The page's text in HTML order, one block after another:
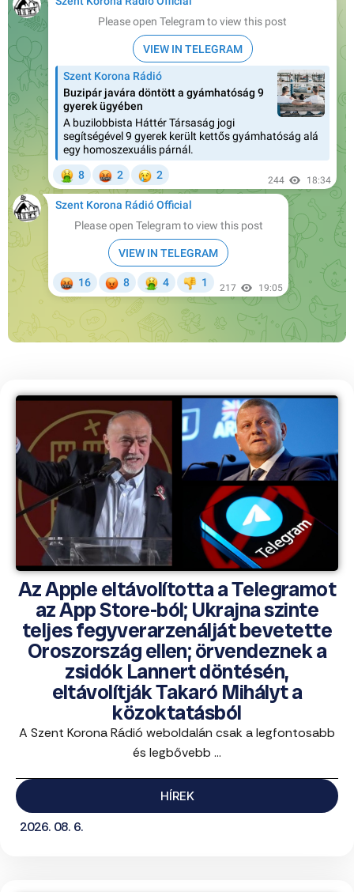
Az Apple eltávolította a Telegramot
az App Store-ból; Ukrajna szinte
teljes fegyverarzenálját bevetette
Oroszország ellen; örvendeznek a
zsidók Lannert döntésén,
eltávolítják Takaró Mihályt a
közoktatásból
A Szent Korona Rádió weboldalán csak a legfontosabb
és legbővebb ...
HÍREK
2026. 08. 6.